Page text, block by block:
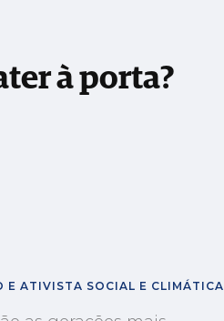
à porta?
E ATIVISTA SOCIAL E CLIMÁTICA